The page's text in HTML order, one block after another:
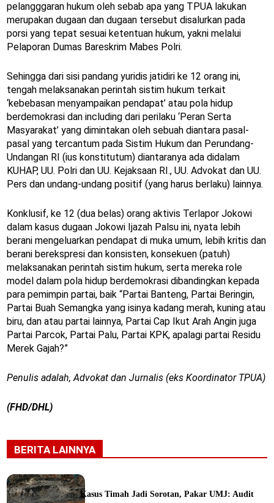
pelangggaran hukum oleh sebab apa yang TPUA lakukan
merupakan dugaan dan dugaan tersebut disalurkan pada
porsi yang tepat sesuai ketentuan hukum, yakni melalui
Pelaporan Dumas Bareskrim Mabes Polri.
Sehingga dari sisi pandang yuridis jatidiri ke 12 orang ini,
tengah melaksanakan perintah sistim hukum terkait
‘kebebasan menyampaikan pendapat’ atau pola hidup
berdemokrasi dan including dari perilaku ‘Peran Serta
Masyarakat’ yang dimintakan oleh sebuah diantara pasal-
pasal yang tercantum pada Sistim Hukum dan Perundang-
Undangan RI (ius konstitutum) diantaranya ada didalam
KUHAP, UU. Polri dan UU. Kejaksaan RI., UU. Advokat dan UU.
Pers dan undang-undang positif (yang harus berlaku) lainnya.
Konklusif, ke 12 (dua belas) orang aktivis Terlapor Jokowi
dalam kasus dugaan Jokowi Ijazah Palsu ini, nyata lebih
berani mengeluarkan pendapat di muka umum, lebih kritis dan
berani berekspresi dan konsisten, konsekuen (patuh)
melaksanakan perintah sistim hukum, serta mereka role
model dalam pola hidup berdemokrasi dibandingkan kepada
para pemimpin partai, baik “Partai Banteng, Partai Beringin,
Partai Buah Semangka yang isinya kadang merah, kuning atau
biru, dan atau partai lainnya, Partai Cap Ikut Arah Angin juga
Partai Parcok, Partai Palu, Partai KPK, apalagi partai Residu
Merek Gajah?”
Penulis adalah, Advokat dan Jurnalis (eks Koordinator TPUA)
(FHD/DHL)
BERITA LAINNYA
Kasus Timah Jadi Sorotan, Pakar UMJ: Audit